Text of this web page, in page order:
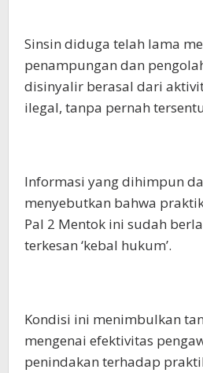
Sinsin diduga telah lama
penampungan dan
disinyalir berasal dari
ilegal, tanpa pernah
Informasi yang dihimpun
menyebutkan bahwa
Pal 2 Mentok ini sudah
terkesan ‘kebal hukum’.
Kondisi ini menimbulkan
mengenai efektivitas
penindakan terhadap